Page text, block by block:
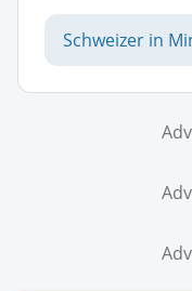
Schweizer in